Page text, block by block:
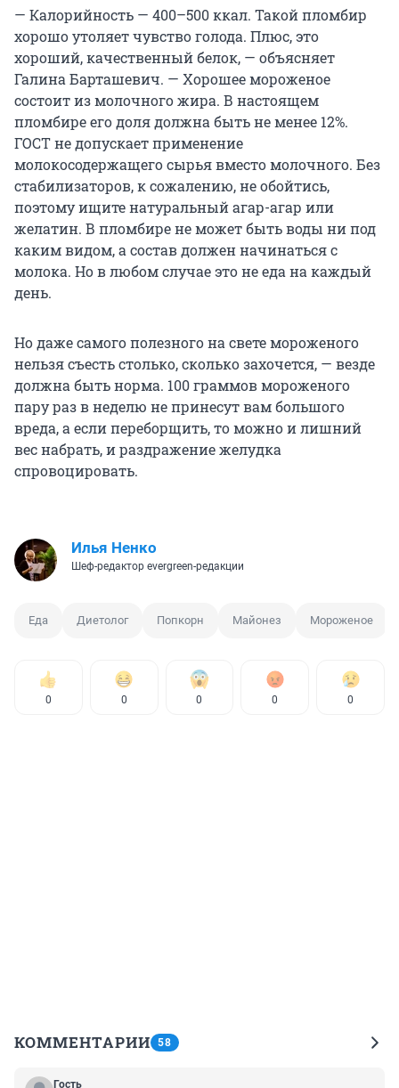
— Калорийность — 400–500 ккал. Такой пломбир
хорошо утоляет чувство голода. Плюс, это
хороший, качественный белок, — объясняет
Галина Барташевич. — Хорошее мороженое
состоит из молочного жира. В настоящем
пломбире его доля должна быть не менее 12%.
ГОСТ не допускает применение
молокосодержащего сырья вместо молочного. Без
стабилизаторов, к сожалению, не обойтись,
поэтому ищите натуральный агар-агар или
желатин. В пломбире не может быть воды ни под
каким видом, а состав должен начинаться с
молока. Но в любом случае это не еда на каждый
день.
Но даже самого полезного на свете мороженого
нельзя съесть столько, сколько захочется, — везде
должна быть норма. 100 граммов мороженого
пару раз в неделю не принесут вам большого
вреда, а если переборщить, то можно и лишний
вес набрать, и раздражение желудка
спровоцировать.
Илья Ненко
Шеф-редактор evergreen-редакции
Еда Диетолог Попкорн Майонез Мороженое
0 0 0 0 0
КОММЕНТАРИИ 58
Гость